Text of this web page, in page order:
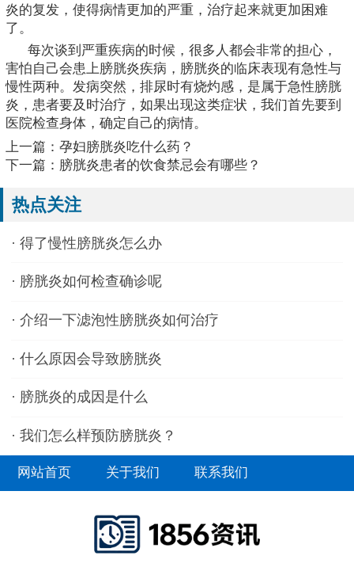
炎的复发，使得病情更加的严重，治疗起来就更加困难
了。
每次谈到严重疾病的时候，很多人都会非常的担心，
害怕自己会患上膀胱炎疾病，膀胱炎的临床表现有急性与
慢性两种。发病突然，排尿时有烧灼感，是属于急性膀胱
炎，患者要及时治疗，如果出现这类症状，我们首先要到
医院检查身体，确定自己的病情。
上一篇： 孕妇膀胱炎吃什么药？
下一篇： 膀胱炎患者的饮食禁忌会有哪些？
热点关注
· 得了慢性膀胱炎怎么办
· 膀胱炎如何检查确诊呢
· 介绍一下滤泡性膀胱炎如何治疗
· 什么原因会导致膀胱炎
· 膀胱炎的成因是什么
· 我们怎么样预防膀胱炎？
网站首页 关于我们 联系我们